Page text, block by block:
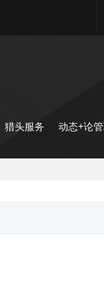
猎头服务 动态+论